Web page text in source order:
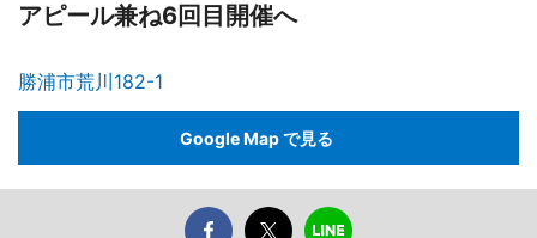
アピール兼ね6回目開催へ
勝浦市荒川182-1
Google Map で見る